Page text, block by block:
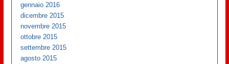
gennaio 2016
dicembre 2015
novembre 2015
ottobre 2015
settembre 2015
agosto 2015